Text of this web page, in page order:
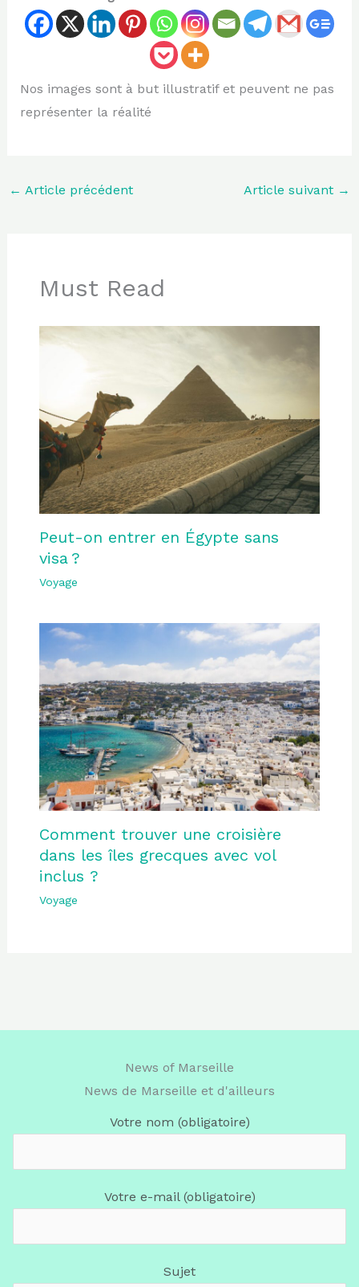
Nos images sont à but illustratif et peuvent ne pas
représenter la réalité
← Article précédent Article suivant →
Must Read
Peut-on entrer en Égypte sans
visa ?
Voyage
Comment trouver une croisière
dans les îles grecques avec vol
inclus ?
Voyage
News of Marseille
News de Marseille et d'ailleurs
Votre nom (obligatoire)
Votre e-mail (obligatoire)
Sujet